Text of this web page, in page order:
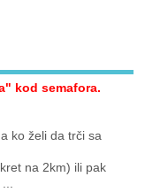
kod semafora.
ko želi da trči sa
na 2km) ili pak